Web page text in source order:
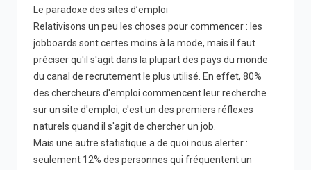
Le paradoxe des sites d’emploi
Relativisons un peu les choses pour commencer : les
jobboards sont certes moins à la mode, mais il faut
préciser qu'il s'agit dans la plupart des pays du monde
du canal de recrutement le plus utilisé. En effet, 80%
des chercheurs d'emploi commencent leur recherche
sur un site d'emploi, c'est un des premiers réflexes
naturels quand il s'agit de chercher un job.
Mais une autre statistique a de quoi nous alerter :
seulement 12% des personnes qui fréquentent un